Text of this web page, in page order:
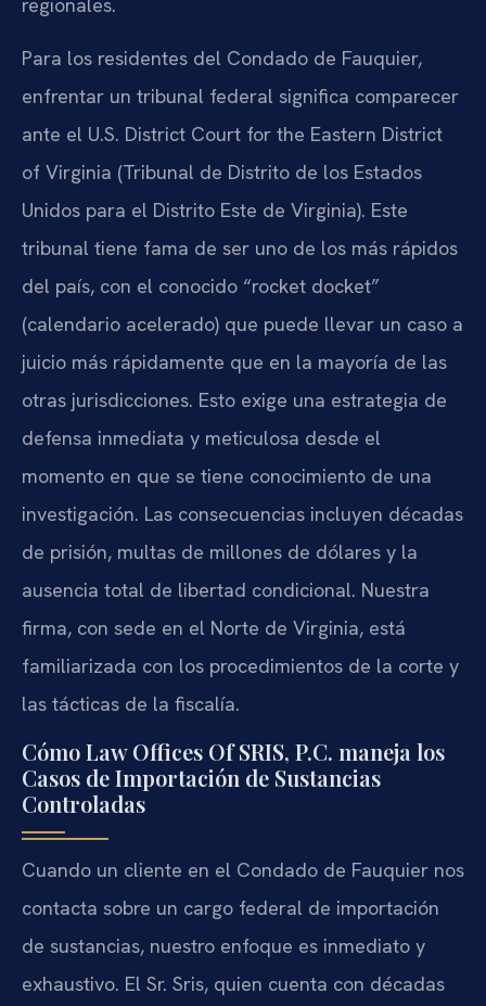
Para los residentes del Condado de Fauquier,
enfrentar un tribunal federal significa comparecer
ante el U.S. District Court for the Eastern District
of Virginia (Tribunal de Distrito de los Estados
Unidos para el Distrito Este de Virginia). Este
tribunal tiene fama de ser uno de los más rápidos
del país, con el conocido “rocket docket”
(calendario acelerado) que puede llevar un caso a
juicio más rápidamente que en la mayoría de las
otras jurisdicciones. Esto exige una estrategia de
defensa inmediata y meticulosa desde el
momento en que se tiene conocimiento de una
investigación. Las consecuencias incluyen décadas
de prisión, multas de millones de dólares y la
ausencia total de libertad condicional. Nuestra
firma, con sede en el Norte de Virginia, está
familiarizada con los procedimientos de la corte y
las tácticas de la fiscalía.
Cómo Law Offices Of SRIS, P.C. maneja los
Casos de Importación de Sustancias
Controladas
Cuando un cliente en el Condado de Fauquier nos
contacta sobre un cargo federal de importación
de sustancias, nuestro enfoque es inmediato y
exhaustivo. El Sr. Sris, quien cuenta con décadas